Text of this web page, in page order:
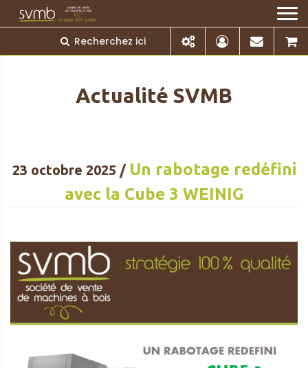
Actualité SVMB
23 octobre 2025 / Un rabotage redéfini
avec la Cube 3 WEINIG